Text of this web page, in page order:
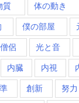
質 体の動き
僕の部屋
侶 光と音
内臓 内視
創新 努力